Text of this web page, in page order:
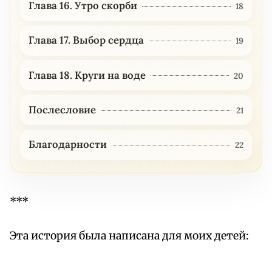
Глава 16. Утро скорби 18
Глава 17. Выбор сердца 19
Глава 18. Круги на воде 20
Послесловие 21
Благодарности 22
***
Эта история была написана для моих детей: